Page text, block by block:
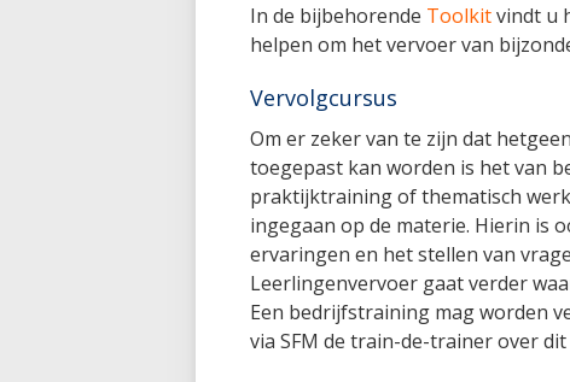
In de bijbehorende Toolkitvindt u
helpen om het vervoer van
Vervolgcursus
Om er zeker van te zijn dat
toegepast kan worden is het van
praktijktraining of thematisch
ingegaan op de materie. Hierin is
ervaringen en het stellen van
Leerlingenvervoer gaat verder
Een bedrijfstraining mag worden
via SFM de train-de-trainer over